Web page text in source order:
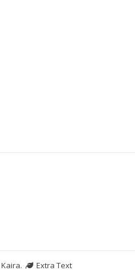
Kaira.
Extra Text